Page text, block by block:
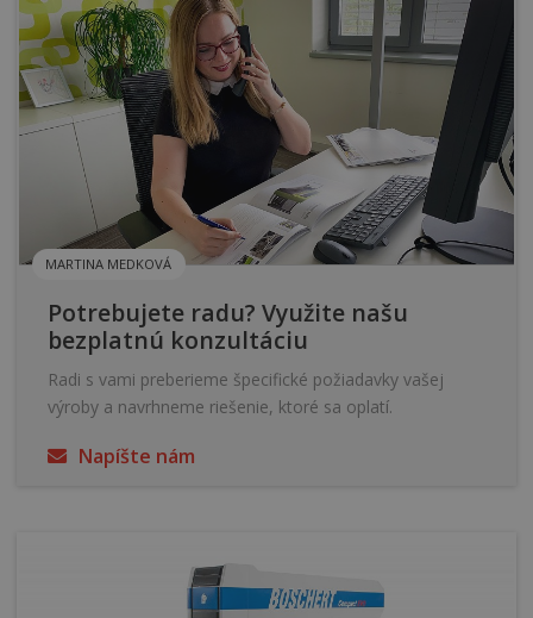
MARTINA MEDKOVÁ
Potrebujete radu? Využite našu
bezplatnú konzultáciu
Radi s vami preberieme špecifické požiadavky vašej
výroby a navrhneme riešenie, ktoré sa oplatí.
Napíšte nám